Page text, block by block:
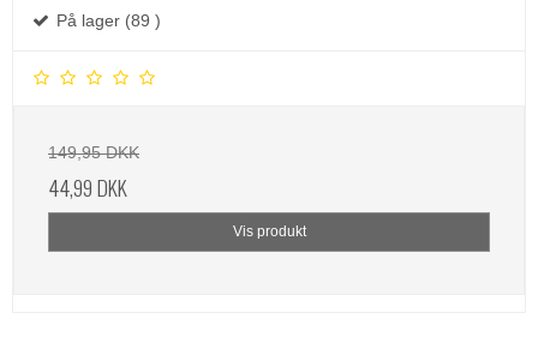
På lager (89 )
149,95 DKK
44,99 DKK
Vis produkt